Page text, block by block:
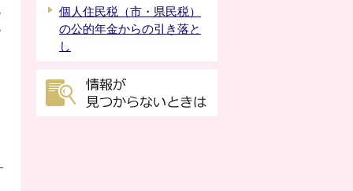
個人住民税（市・県民税）
の公的年金からの引き落と
し